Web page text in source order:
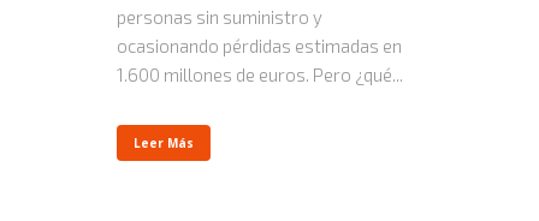
personas sin suministro y
ocasionando pérdidas estimadas en
1.600 millones de euros. Pero ¿qué...
Leer Más